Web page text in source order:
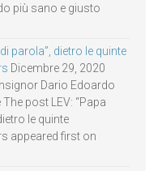
più sano e giusto
parola”, dietro le quinte
Dicembre 29, 2020
Dario Edoardo
post LEV: “Papa
le quinte
appeared first on